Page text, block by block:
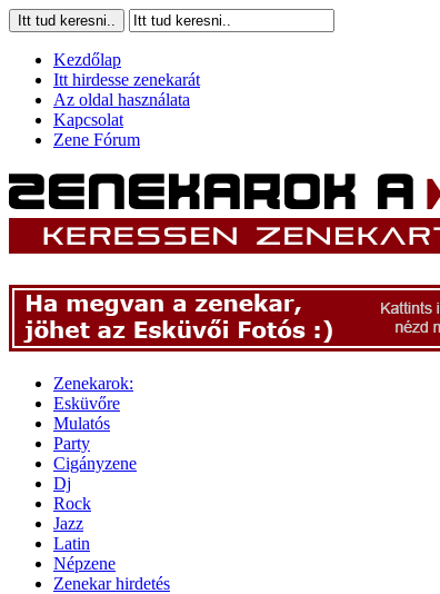
Kezdőlap
Itt hirdesse zenekarát
Az oldal használata
Kapcsolat
Zene Fórum
Zenekarok:
Esküvőre
Mulatós
Party
Cigányzene
Dj
Rock
Jazz
Latin
Népzene
Zenekar hirdetés